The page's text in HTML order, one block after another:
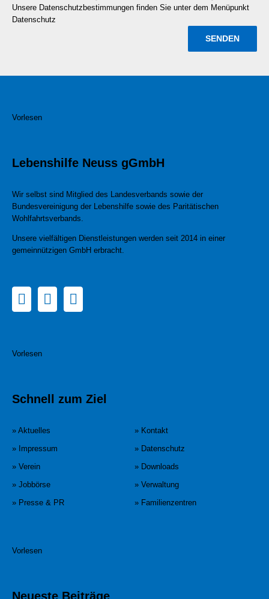
Unsere Datenschutzbestimmungen finden Sie unter dem Menüpunkt
Datenschutz
Vorlesen
Lebenshilfe Neuss gGmbH
Wir selbst sind Mitglied des Landesverbands sowie der
Bundesvereinigung der Lebenshilfe sowie des Paritätischen
Wohlfahrtsverbands.
Unsere vielfältigen Dienstleistungen werden seit 2014 in einer
gemeinnützigen GmbH erbracht.
Vorlesen
Schnell zum Ziel
» Aktuelles
» Kontakt
» Impressum
» Datenschutz
» Verein
» Downloads
» Jobbörse
» Verwaltung
» Presse & PR
» Familienzentren
Vorlesen
Neueste Beiträge